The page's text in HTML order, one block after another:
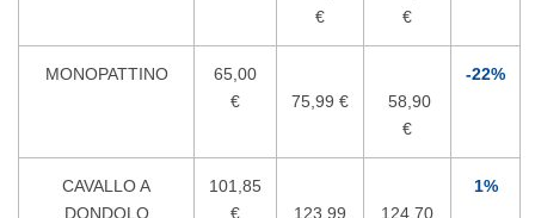
€
€
MONOPATTINO
65,00
€
75,99 €
58,90
€
-22%
CAVALLO A
DONDOLO
101,85
€
123,99
124,70
1%